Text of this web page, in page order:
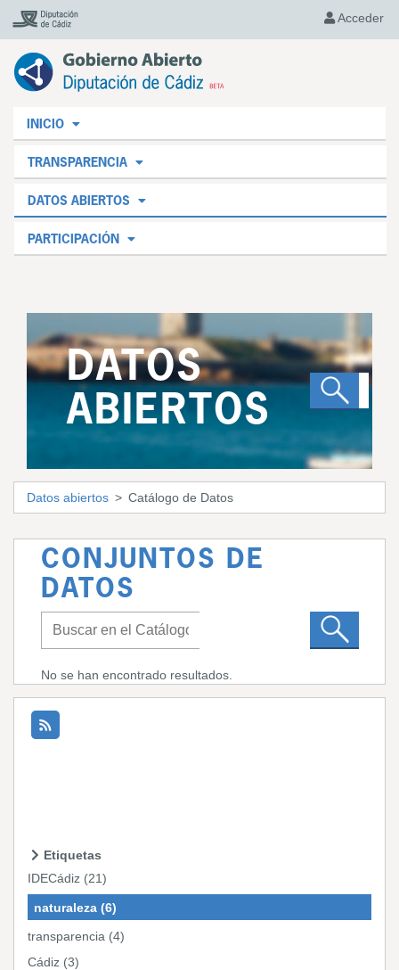
Acceder
INICIO
TRANSPARENCIA
DATOS ABIERTOS
PARTICIPACIÓN
DATOS
ABIERTOS
Datos abiertos Catálogo de Datos
CONJUNTOS DE
DATOS
No se han encontrado resultados.
Etiquetas
IDECádiz (21)
naturaleza (6)
transparencia (4)
Cádiz (3)